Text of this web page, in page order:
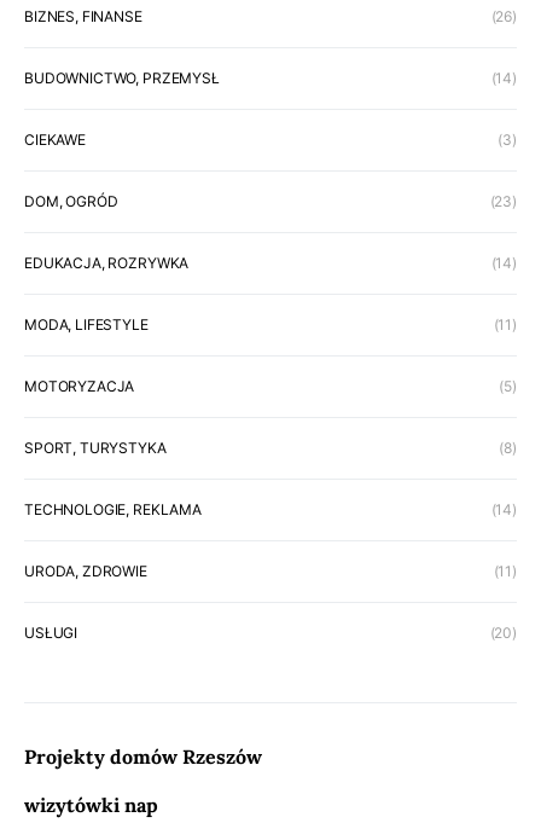
BIZNES, FINANSE (26)
BUDOWNICTWO, PRZEMYSŁ (14)
CIEKAWE (3)
DOM, OGRÓD (23)
EDUKACJA, ROZRYWKA (14)
MODA, LIFESTYLE (11)
MOTORYZACJA (5)
SPORT, TURYSTYKA (8)
TECHNOLOGIE, REKLAMA (14)
URODA, ZDROWIE (11)
USŁUGI (20)
Projekty domów Rzeszów
wizytówki nap